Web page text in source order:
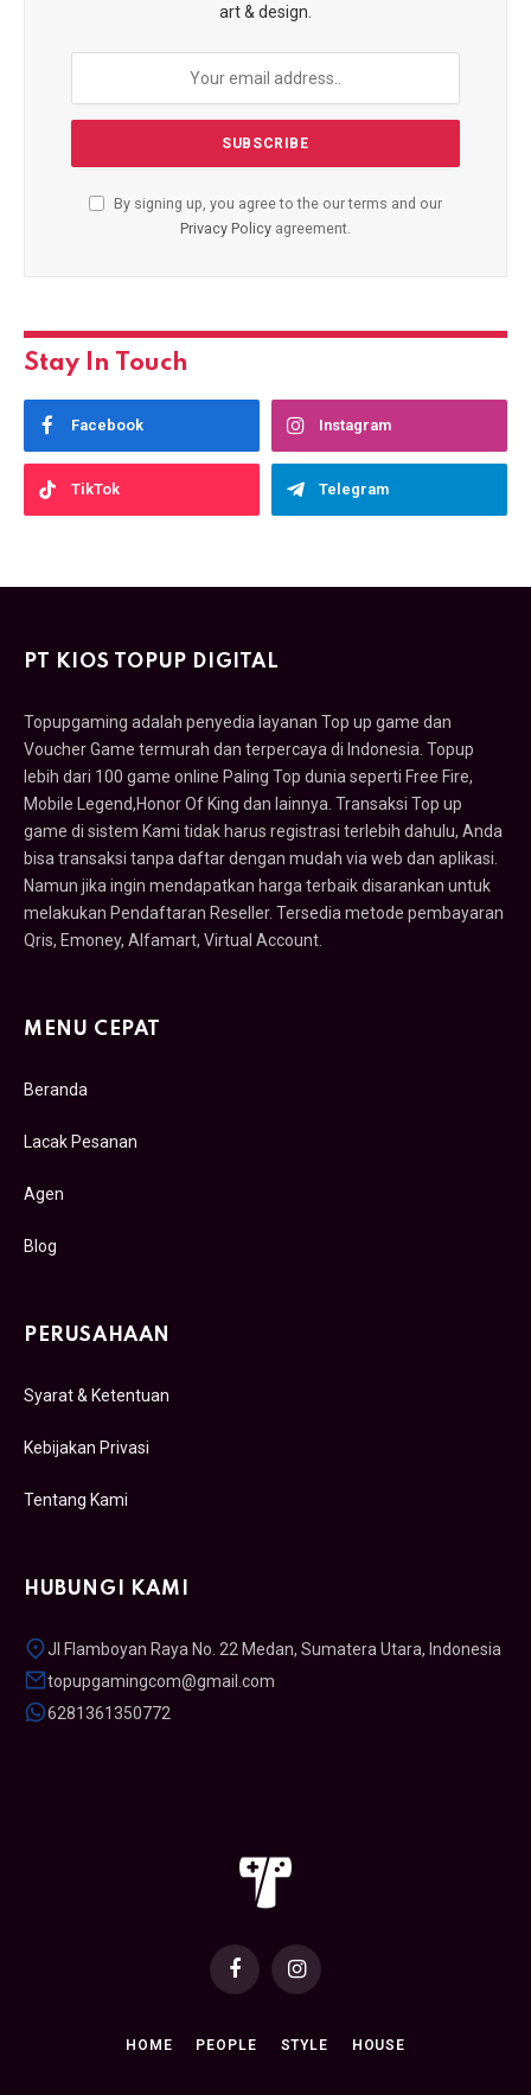
art & design.
By signing up, you agree to the our terms and our
Privacy Policy agreement.
Stay In Touch
Facebook Instagram
TikTok Telegram
PT KIOS TOPUP DIGITAL
Topupgaming adalah penyedia layanan Top up game dan
Voucher Game termurah dan terpercaya di Indonesia. Topup
lebih dari 100 game online Paling Top dunia seperti Free Fire,
Mobile Legend,Honor Of King dan lainnya. Transaksi Top up
game di sistem Kami tidak harus registrasi terlebih dahulu, Anda
bisa transaksi tanpa daftar dengan mudah via web dan aplikasi.
Namun jika ingin mendapatkan harga terbaik disarankan untuk
melakukan Pendaftaran Reseller. Tersedia metode pembayaran
Qris, Emoney, Alfamart, Virtual Account.
MENU CEPAT
Beranda
Lacak Pesanan
Agen
Blog
PERUSAHAAN
Syarat & Ketentuan
Kebijakan Privasi
Tentang Kami
HUBUNGI KAMI
Jl Flamboyan Raya No. 22 Medan, Sumatera Utara, Indonesia
topupgamingcom@gmail.com
6281361350772
FacebookInstagram
HOME PEOPLE STYLE HOUSE